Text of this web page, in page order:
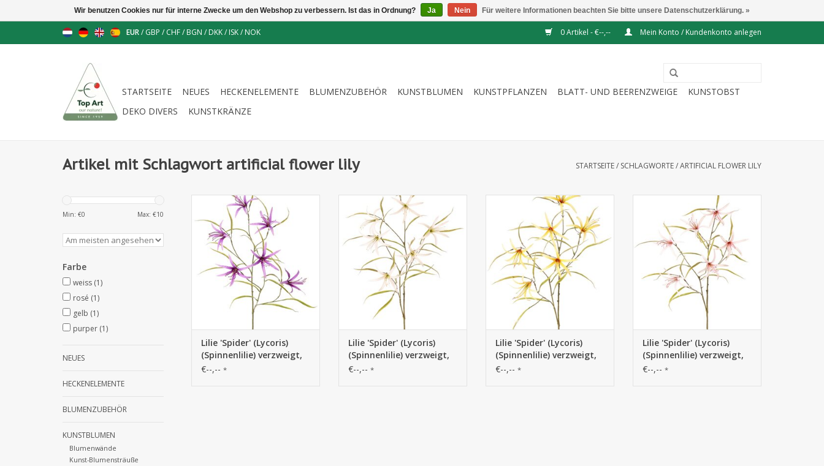
EUR/ GBP / CHF/ BGN / DKK/ ISK/ NOK 0 Artikel - €--,-- Mein Konto / Kundenkonto anlegen
STARTSEITE NEUES HECKENELEMENTE BLUMENZUBEHÖR KUNSTBLUMEN KUNSTPFLANZEN BLATT- UND BEERENZWEIGE
KUNSTOBST
DEKO DIVERS
KUNSTKRÄNZE
Artikel mit Schlagwort artificial flower lily STARTSEITE/ SCHLAGWORTE/ARTIFICIAL FLOWER LILY
Min: €0 Max: €10
Farbe
weiss (1)
rosé (1)
gelb (1)
purper (1)
NEUES
HECKENELEMENTE
BLUMENZUBEHÖR
KUNSTBLUMEN
Blumenwände
Kunst-Blumensträuße
130952PA - Lilie 'Spider' (Lycoris)
(Spinnenlilie) verzweigt, mit 6
Blüten & 24 Blättern, 94 cm
Lilie 'Spider' (Lycoris)
(Spinnenlilie) verzweigt,
mit 6 Blüten & 24
€--,-- *
130952WG - Lilie 'Spider' (Lycoris)
(Spinnenlilie) verzweigt, mit 6
Blüten & 24 Blättern, 94 cm
Lilie 'Spider' (Lycoris)
(Spinnenlilie) verzweigt,
mit 6 Blüten & 24
€--,-- *
130952GO - Lilie 'Spider' (Lycoris)
(Spinnenlilie) verzweigt, mit 6
Blüten & 24 Blättern, 94 cm
Lilie 'Spider' (Lycoris)
(Spinnenlilie) verzweigt,
mit 6 Blüten & 24
€--,-- *
130952LR - Lilie 'Spider' (Lycoris)
(Spinnenlilie) verzweigt, mit 6
Blüten & 24 Blättern, 94 cm
Lilie 'Spider' (Lycoris)
(Spinnenlilie) verzweigt,
mit 6 Blüten & 24
€--,-- *
Wir benutzen Cookies nur für interne Zwecke um den Webshop zu verbessern. Ist das in Ordnung? Ja Nein Für weitere Informationen beachten Sie bitte unsere Datenschutzerklärung. »